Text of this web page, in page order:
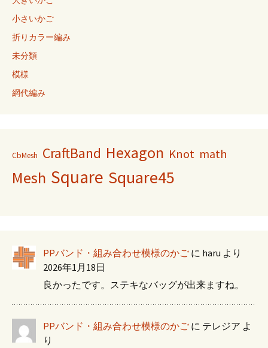
小さいかご
折りカラー編み
未分類
模様
網代編み
CbMesh CraftBand Hexagon Knot math
Mesh Square Square45
PPバンド・組み合わせ模様のかご に haru より
2026年1月18日
良かったです。ステキなバッグが出来ますね。
PPバンド・組み合わせ模様のかご に テレジア よ
り